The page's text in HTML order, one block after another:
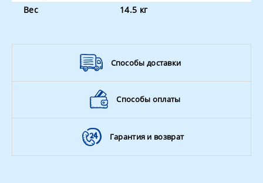
Вес
14.5 кг
Способы доставки
Способы оплаты
Гарантия и возврат